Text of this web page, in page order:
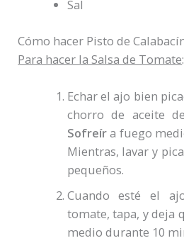
Sal
Cómo hacer Pisto de
Para hacer la Salsa de Tomate:
Echar el ajo bien
chorro de aceite
Sofreíra fuego
Mientras, lavar y
pequeños.
Cuando esté el
tomate, tapa, y deja
medio durante 10